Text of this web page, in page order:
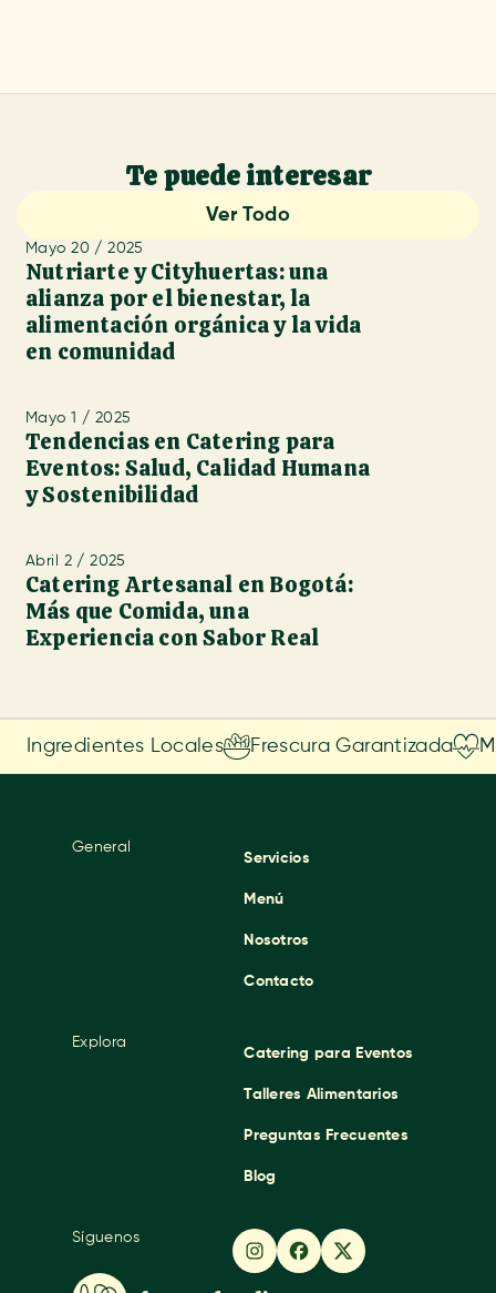
Te puede interesar
Ver Todo
Mayo 20 / 2025
Nutriarte y Cityhuertas: una
alianza por el bienestar, la
alimentación orgánica y la vida
en comunidad
Mayo 1 / 2025
Tendencias en Catering para
Eventos: Salud, Calidad Humana
y Sostenibilidad
Abril 2 / 2025
Catering Artesanal en Bogotá:
Más que Comida, una
Experiencia con Sabor Real
Ingredientes Locales Frescura Garantizada
General
Servicios
Menú
Nosotros
Contacto
Explora
Catering para Eventos
Talleres Alimentarios
Preguntas Frecuentes
Blog
Síguenos